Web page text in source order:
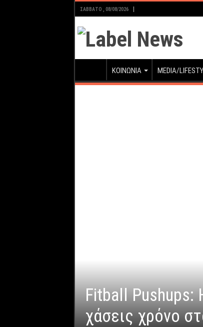
ΣΆΒΒΑΤΟ , 08/08/2026
ΚΟΙΝΩΝΙΑ MEDIA/
Fitball Pushups:
χάσεις χρόνο